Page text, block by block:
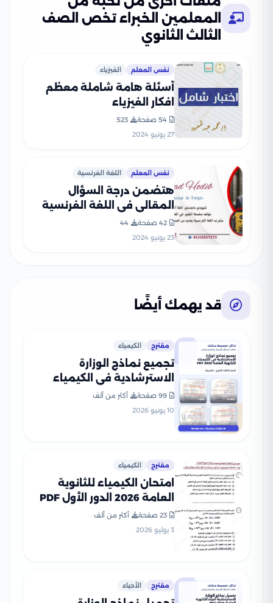
المعلمين الخبراء تخص الصف
الثالث الثانوي
نفس المعلم الفيزياء
أسئلة هامة شاملة معظم
افكار الفيزياء
54 صفحة
523
27 يونيو 2024
نفس المعلم اللغة الفرنسية
هتضمن درجة السؤال
المقالي في اللغة الفرنسية
42 صفحة
44
23 يونيو 2024
قد يهمك أيضًا
مقترح الكيمياء
تجميع نماذج الوزارة
الاسترشادية في الكيمياء
للثانوية العامة 2026 PDF
99 صفحة
أكثر من ألف
10 يونيو 2026
مقترح الكيمياء
امتحان الكيمياء للثانوية
العامة 2026 الدور الأول PDF
لطلاب الصف الثالث الثانوي
23 صفحة
أكثر من ألف
3 يوليو 2026
مقترح الأحياء